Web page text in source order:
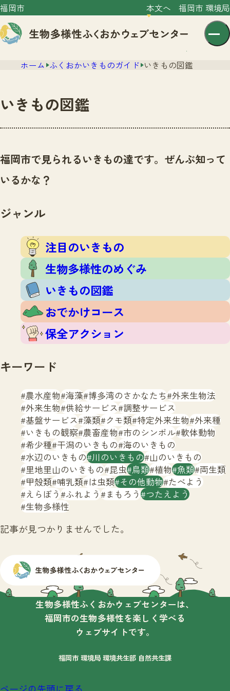
福岡市 本文へ 福岡市 環境局
文字サイズ 小 中 大
センター紹介
センター紹介TOP
サイトポリシー
ニュース
いきものガイド
注目のいきもの
生物多様性のめぐみ
いきもの図鑑
おでかけコース
保全アクション
イベント
いきもの調査隊
調査レポート
調査レポートTOP
調査結果
ふくおかいきものマップ
マッチング
マッチングTOP
掲載申し込みフォーム
お問合せ
生物多様性ふくおかウェブセンターとは
サイトマップ
ホーム ふくおかいきものガイド いきもの図鑑
いきもの図鑑
福岡市で見られるいきもの達です。ぜんぶ知って
いるかな？
ジャンル
注目のいきもの
生物多様性のめぐみ
いきもの図鑑
おでかけコース
保全アクション
キーワード
農水産物 海藻 博多湾のさかなたち 外来生物法
外来生物 供給サービス 調整サービス
基盤サービス 藻類 クモ類 特定外来生物 外来種
いきもの観察 農畜産物 市のシンボル 軟体動物
希少種 干潟のいきもの 海のいきもの
水辺のいきもの 川のいきもの 山のいきもの
里地里山のいきもの 昆虫 鳥類 植物 魚類 両生類
甲殻類 哺乳類 は虫類 その他動物 たべよう
えらぼう ふれよう まもろう つたえよう
生物多様性
記事が見つかりませんでした。
生物多様性ふくおかウェブセンターは、
福岡市の生物多様性を楽しく学べる
ウェブサイトです。
福岡市 環境局 環境共生部 自然共生課